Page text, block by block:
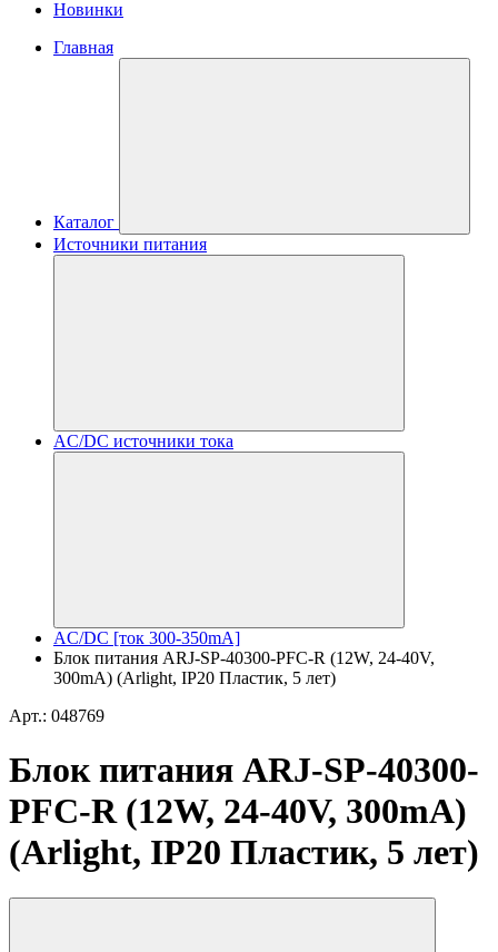
Новинки
Главная
Каталог
Источники питания
AC/DC источники тока
AC/DC [ток 300-350mA]
Блок питания ARJ-SP-40300-PFC-R (12W, 24-40V,
300mA) (Arlight, IP20 Пластик, 5 лет)
Арт.: 048769
Блок питания ARJ-SP-40300-
PFC-R (12W, 24-40V, 300mA)
(Arlight, IP20 Пластик, 5 лет)